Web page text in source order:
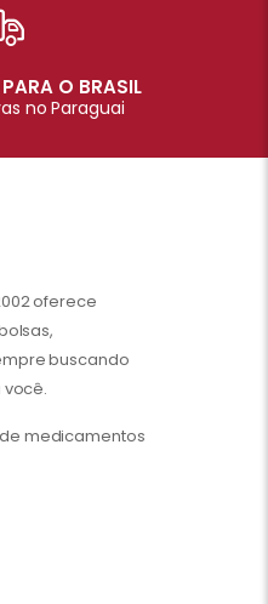
O BRASIL
no Paraguai
oferece
buscando
medicamentos